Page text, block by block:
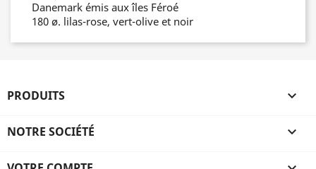
Danemark émis aux îles Féroé
180 ø. lilas-rose, vert-olive et noir
PRODUITS 
NOTRE SOCIÉTÉ 